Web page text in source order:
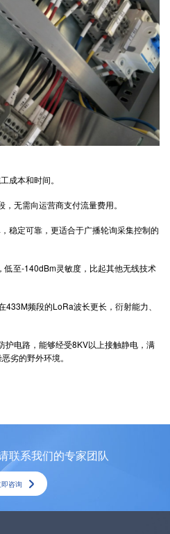
本和时间。
无需向运营商支付流量费用。
定可靠，更适合于广播轮询采集控制的
至-140dBm灵敏度，比起其他无线技术
频段的LoRa波长更长，衍射能力、
电路，能够经受8KV以上接触静电，满
劣的野外环境。
联系我们的专家团队
咨询